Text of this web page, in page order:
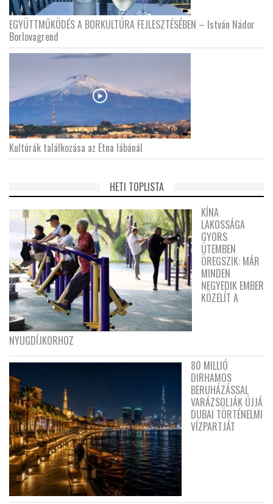
EGYÜTTMŰKÖDÉS A BORKULTÚRA FEJLESZTÉSÉBEN – István Nádor
Borlovagrend
Kultúrák találkozása az Etna lábánál
HETI TOPLISTA
KÍNA
LAKOSSÁGA
GYORS
ÜTEMBEN
ÖREGSZIK: MÁR
MINDEN
NEGYEDIK EMBER
KÖZELÍT A
NYUGDÍJKORHOZ
80 MILLIÓ
DIRHAMOS
BERUHÁZÁSSAL
VARÁZSOLJÁK ÚJJÁ
DUBAI TÖRTÉNELMI
VÍZPARTJÁT